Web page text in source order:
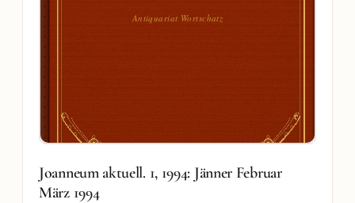
Antiquariat Wortschatz
Joanneum aktuell. 1, 1994: Jänner Februar
März 1994